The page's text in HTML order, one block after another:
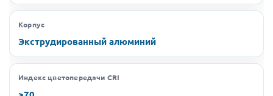
Корпус
Экструдированный алюминий
Индекс цветопередачи CRI